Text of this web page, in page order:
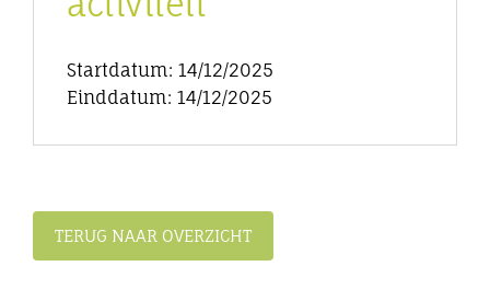
Startdatum: 14/12/2025
Einddatum: 14/12/2025
TERUG NAAR OVERZICHT